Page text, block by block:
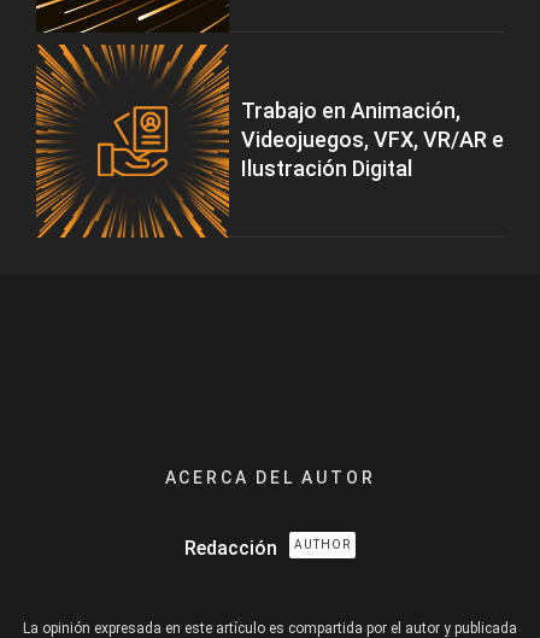
Trabajo en Animación,
Videojuegos, VFX, VR/AR e
Ilustración Digital
ACERCA DEL AUTOR
Redacción AUTHOR
La opinión expresada en este artículo es compartida por el autor y publicada